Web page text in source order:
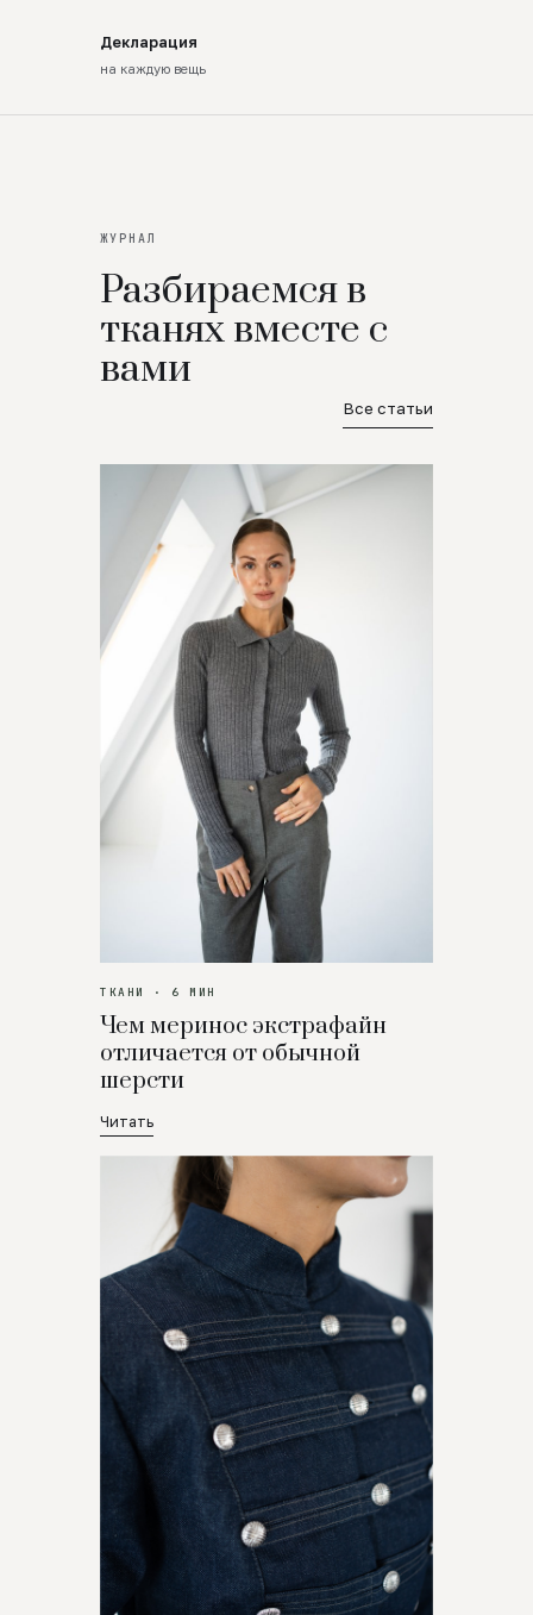
Декларация
на каждую вещь
ЖУРНАЛ
Разбираемся в
тканях вместе с
вами
Все статьи
ТКАНИ · 6 МИН
Чем меринос экстрафайн
отличается от обычной
шерсти
Читать